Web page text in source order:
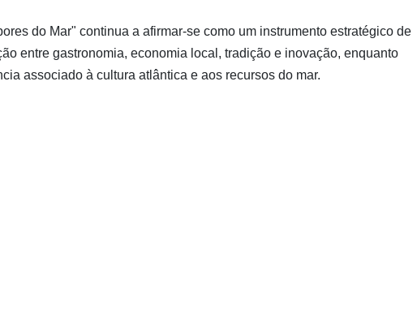
do Mar" continua a afirmar-se como um instrumento estratégico de
entre gastronomia, economia local, tradição e inovação, enquanto
associado à cultura atlântica e aos recursos do mar.